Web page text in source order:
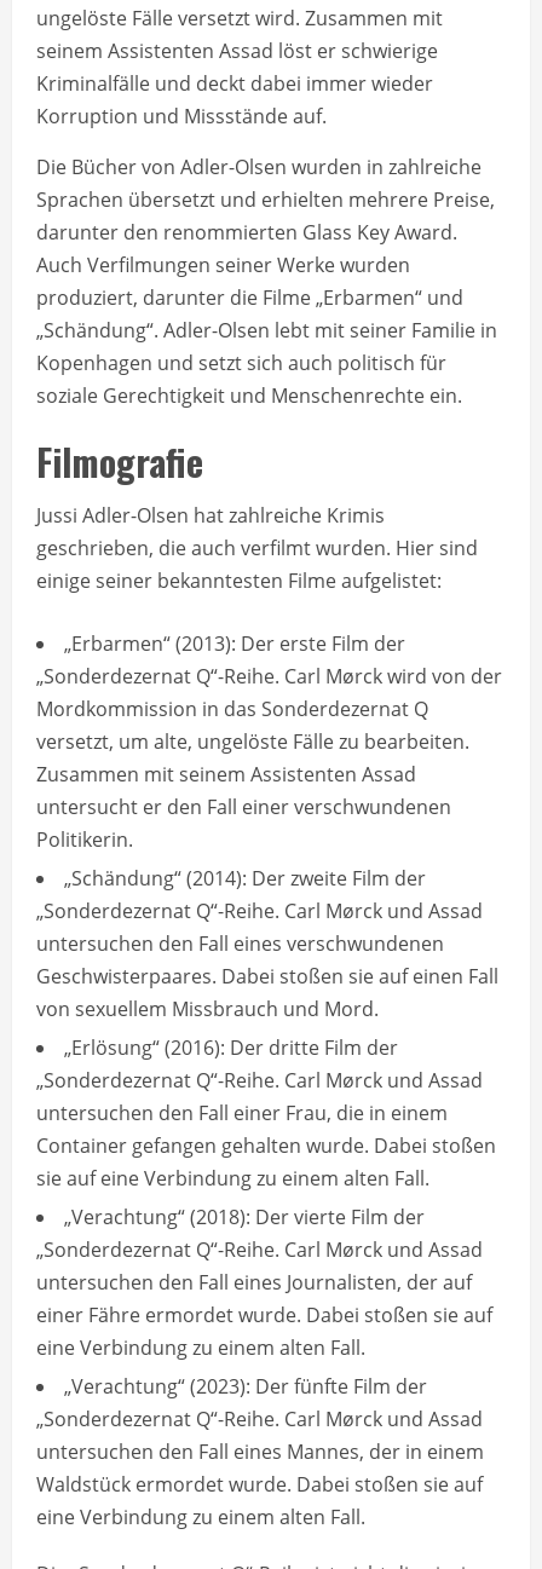
ungelöste Fälle versetzt wird. Zusammen mit
seinem Assistenten Assad löst er schwierige
Kriminalfälle und deckt dabei immer wieder
Korruption und Missstände auf.
Die Bücher von Adler-Olsen wurden in zahlreiche
Sprachen übersetzt und erhielten mehrere Preise,
darunter den renommierten Glass Key Award.
Auch Verfilmungen seiner Werke wurden
produziert, darunter die Filme „Erbarmen“ und
„Schändung“. Adler-Olsen lebt mit seiner Familie in
Kopenhagen und setzt sich auch politisch für
soziale Gerechtigkeit und Menschenrechte ein.
Filmografie
Jussi Adler-Olsen hat zahlreiche Krimis
geschrieben, die auch verfilmt wurden. Hier sind
einige seiner bekanntesten Filme aufgelistet:
„Erbarmen“ (2013): Der erste Film der
„Sonderdezernat Q“-Reihe. Carl Mørck wird von der
Mordkommission in das Sonderdezernat Q
versetzt, um alte, ungelöste Fälle zu bearbeiten.
Zusammen mit seinem Assistenten Assad
untersucht er den Fall einer verschwundenen
Politikerin.
„Schändung“ (2014): Der zweite Film der
„Sonderdezernat Q“-Reihe. Carl Mørck und Assad
untersuchen den Fall eines verschwundenen
Geschwisterpaares. Dabei stoßen sie auf einen Fall
von sexuellem Missbrauch und Mord.
„Erlösung“ (2016): Der dritte Film der
„Sonderdezernat Q“-Reihe. Carl Mørck und Assad
untersuchen den Fall einer Frau, die in einem
Container gefangen gehalten wurde. Dabei stoßen
sie auf eine Verbindung zu einem alten Fall.
„Verachtung“ (2018): Der vierte Film der
„Sonderdezernat Q“-Reihe. Carl Mørck und Assad
untersuchen den Fall eines Journalisten, der auf
einer Fähre ermordet wurde. Dabei stoßen sie auf
eine Verbindung zu einem alten Fall.
„Verachtung“ (2023): Der fünfte Film der
„Sonderdezernat Q“-Reihe. Carl Mørck und Assad
untersuchen den Fall eines Mannes, der in einem
Waldstück ermordet wurde. Dabei stoßen sie auf
eine Verbindung zu einem alten Fall.